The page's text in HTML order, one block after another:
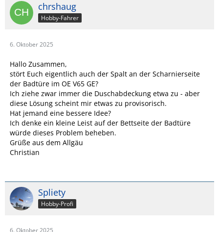
chrshaug
Hobby-Fahrer
6. Oktober 2025
Hallo Zusammen,
stört Euch eigentlich auch der Spalt an der Scharnierseite
der Badtüre im OE V65 GE?
Ich ziehe zwar immer die Duschabdeckung etwa zu - aber
diese Lösung scheint mir etwas zu provisorisch.
Hat jemand eine bessere Idee?
Ich denke ein kleine Leist auf der Bettseite der Badtüre
würde dieses Problem beheben.
Grüße aus dem Allgäu
Christian
Spliety
Hobby-Profi